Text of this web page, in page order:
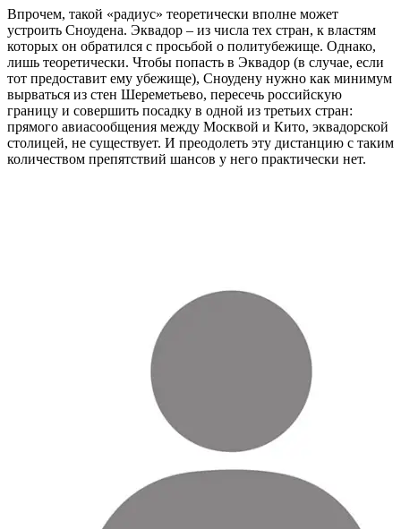
Впрочем, такой «радиус» теоретически вполне может
устроить Сноудена. Эквадор – из числа тех стран, к властям
которых он обратился с просьбой о политубежище. Однако,
лишь теоретически. Чтобы попасть в Эквадор (в случае, если
тот предоставит ему убежище), Сноудену нужно как минимум
вырваться из стен Шереметьево, пересечь российскую
границу и совершить посадку в одной из третьих стран:
прямого авиасообщения между Москвой и Кито, эквадорской
столицей, не существует. И преодолеть эту дистанцию с таким
количеством препятствий шансов у него практически нет.